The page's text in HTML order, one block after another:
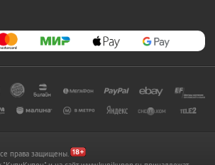
права защищены.